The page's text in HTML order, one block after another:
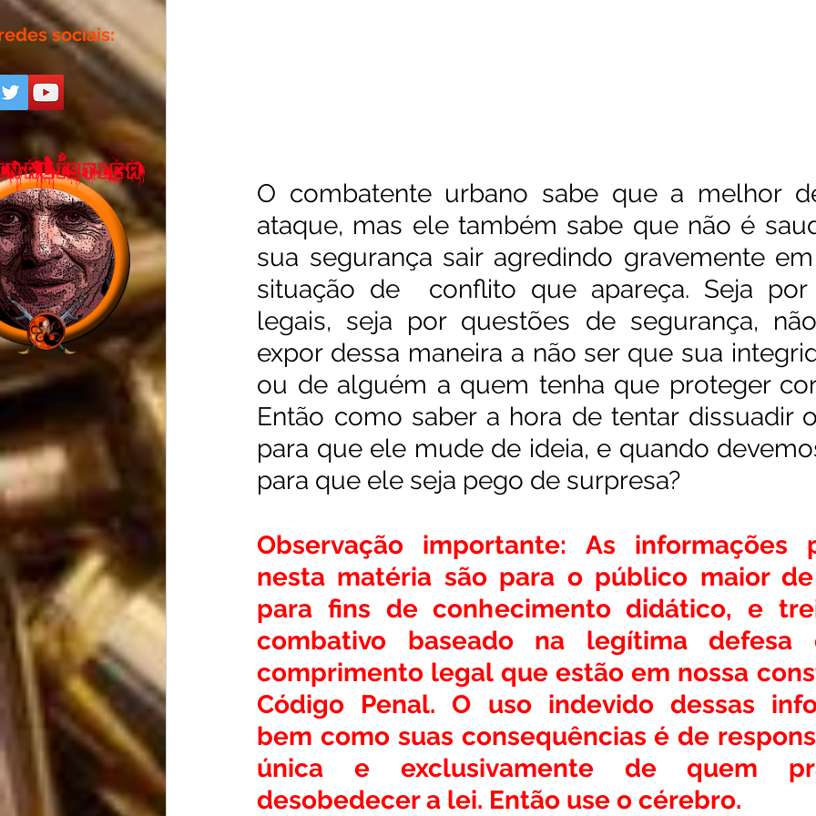
O combatente urbano sabe que a melhor
ataque, mas ele também sabe que não é
sua segurança sair agredindo gravemente
situação de  conflito que apareça. Seja por
legais, seja por questões de segurança,
expor dessa maneira a não ser que sua
ou de alguém a quem tenha que proteger
Então como saber a hora de tentar dissuadir
para que ele mude de ideia, e quando
para que ele seja pego de surpresa?
Observação importante: As informações
nesta matéria são para o público maior de
para fins de conhecimento didático, e
combativo baseado na legítima defesa
comprimento legal que estão em nossa
Código Penal. O uso indevido dessas
bem como suas consequências é de
única e exclusivamente de quem
desobedecer a lei. Então use o cérebro.
sociais: